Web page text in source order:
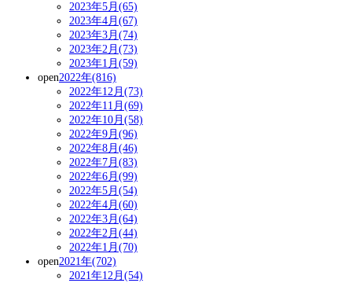
2023年5月(65)
2023年4月(67)
2023年3月(74)
2023年2月(73)
2023年1月(59)
open2022年(816)
2022年12月(73)
2022年11月(69)
2022年10月(58)
2022年9月(96)
2022年8月(46)
2022年7月(83)
2022年6月(99)
2022年5月(54)
2022年4月(60)
2022年3月(64)
2022年2月(44)
2022年1月(70)
open2021年(702)
2021年12月(54)